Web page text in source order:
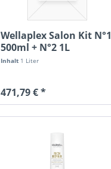
Wellaplex Salon Kit N°1
500ml + N°2 1L
Inhalt 1 Liter
471,79 € *